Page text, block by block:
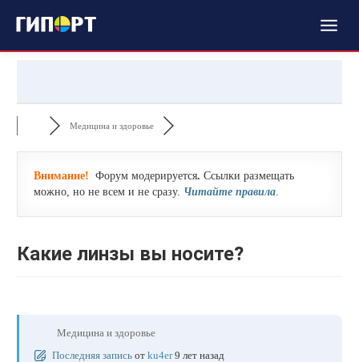
Медицина и здоровье
Внимание! Форум модерируется. Ссылки размещать
можно, но не всем и не сразу. Читайте правила.
Какие линзы вы носите?
Медицина и здоровье
Последняя запись от ku4er 9 лет назад